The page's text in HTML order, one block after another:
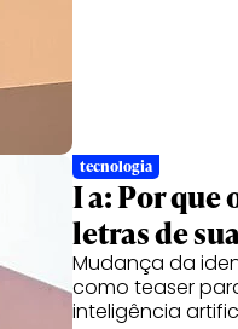
tecnologia
I a: Por que
letras de
Mudança da
como teaser
inteligência